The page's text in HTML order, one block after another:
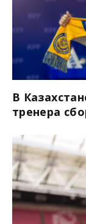
В
тренера